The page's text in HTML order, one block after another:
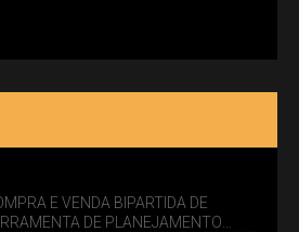
E VENDA BIPARTIDA DE
DE PLANEJAMENTO